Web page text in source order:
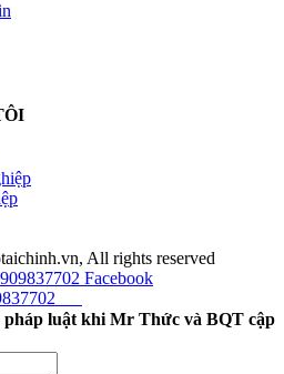
All rights reserved
Facebook
luật khi Mr Thức và BQT cập